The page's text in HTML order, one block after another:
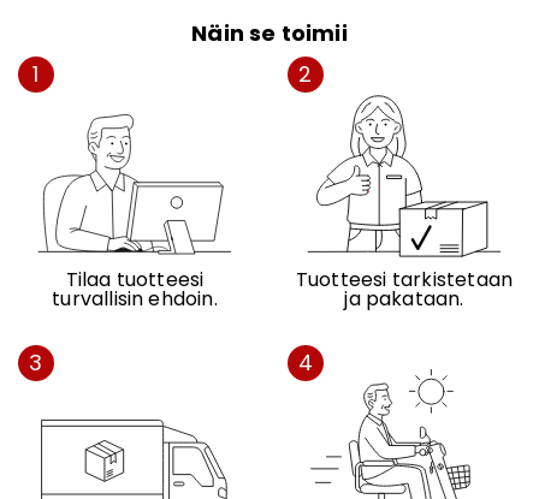
Näin se toimii
1
Tilaa tuotteesi
turvallisin ehdoin.
2
Tuotteesi tarkistetaan
ja pakataan.
3 4